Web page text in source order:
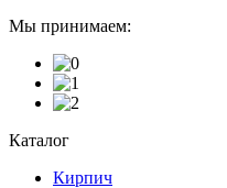
Мы принимаем:
Каталог
Кирпич